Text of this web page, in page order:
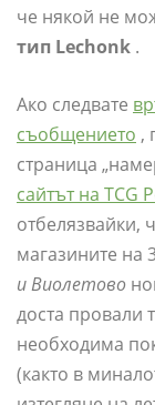
че някой не
тип Lechonk .
Ако следвате
съобщението ,
страница
сайтът на
отбелязвайки,
магазините на
и Виолетово
доста провали
необходима
(както в